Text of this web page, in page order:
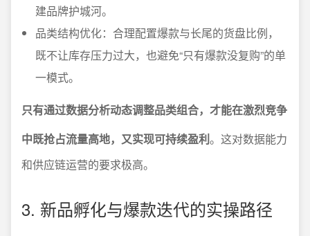
建品牌护城河。
品类结构优化：合理配置爆款与长尾的货盘比例，
既不让库存压力过大，也避免“只有爆款没复购”的单
一模式。
只有通过数据分析动态调整品类组合，才能在激烈竞争
中既抢占流量高地，又实现可持续盈利。这对数据能力
和供应链运营的要求极高。
3. 新品孵化与爆款迭代的实操路径